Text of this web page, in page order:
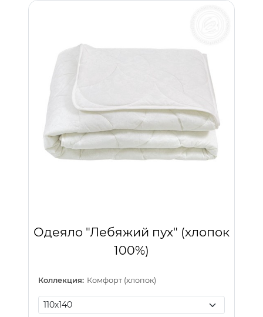
Одеяло "Лебяжий пух" (хлопок
100%)
Коллекция: Комфорт (хлопок)